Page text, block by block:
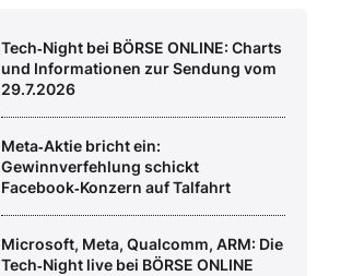
Tech‑Night bei BÖRSE ONLINE: Charts
und Informationen zur Sendung vom
29.7.2026
Meta‑Aktie bricht ein:
Gewinnverfehlung schickt
Facebook‑Konzern auf Talfahrt
Microsoft, Meta, Qualcomm, ARM: Die
Tech‑Night live bei BÖRSE ONLINE